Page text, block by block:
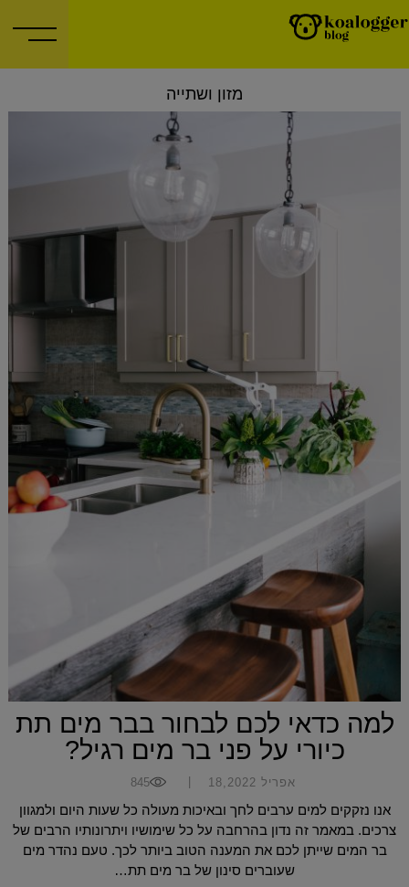
מזון ושתייה
למה כדאי לכם לבחור בבר מים תת
כיורי על פני בר מים רגיל?
אפריל 18,2022 |
845
אנו נזקקים למים ערבים לחך ובאיכות מעולה כל שעות היום ולמגוון
צרכים. במאמר זה נדון בהרחבה על כל שימושיו ויתרונותיו הרבים של
בר המים שייתן לכם את המענה הטוב ביותר לכך. טעם נהדר מים
שעוברים סינון של בר מים תת…